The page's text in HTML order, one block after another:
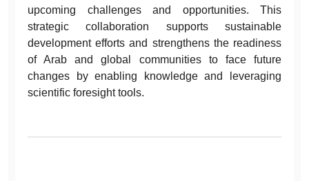
upcoming challenges and opportunities. This
strategic collaboration supports sustainable
development efforts and strengthens the readiness
of Arab and global communities to face future
changes by enabling knowledge and leveraging
scientific foresight tools.